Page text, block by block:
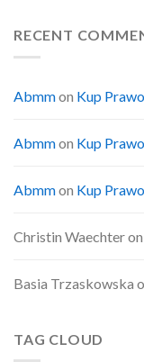
RECENT
Abmmon Kup
Abmmon Kup
Abmmon Kup
Christin Waechteron
Basia Trzaskowska
TAG CLOUD